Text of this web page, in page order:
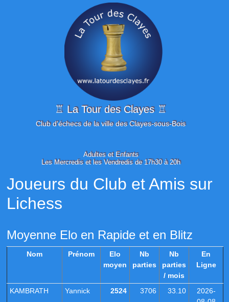
♖ La Tour des Clayes ♖
Club d'échecs de la ville des Clayes-sous-Bois
Adultes et Enfants
Les Mercredis et les Vendredis de 17h30 à 20h
Joueurs du Club et Amis sur
Lichess
Moyenne Elo en Rapide et en Blitz
Nom Prénom
Elo
moyen
Nb
parties
Nb
parties
/ mois
En
Ligne
KAMBRATH Yannick 2524 3706 33.10
2026-